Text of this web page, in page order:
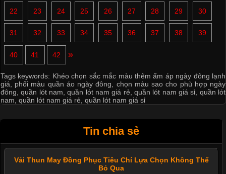
22 23 24 25 26 27 28 29 30
31 32 33 34 35 36 37 38 39
40 41 42 »
Tags keywords: Khéo chọn sắc mắc màu thêm ấm áp ngày đông lạnh
giá
phối màu quần áo ngày đông
chọn màu sao cho phù hợp ngày
đông ,quần lót nam ,quần lót nam giá rẻ ,quần lót nam giá sỉ quần lót
nam quần lót nam giá rẻ quần lót nam giá sỉ
Tin chia sẻ
Vải Thun May Đồng Phục Tiêu Chí Lựa Chọn Không Thể
Bỏ Qua
Mẫu quần short quần lót nam nữ hè thu 2017